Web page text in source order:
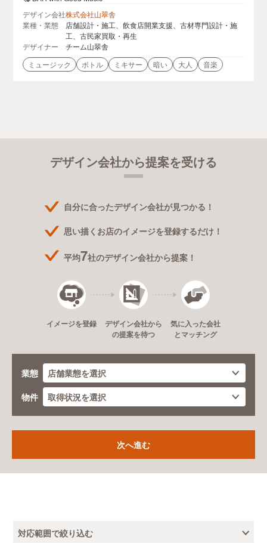
デザイン会社株式会社山翠舎
業種・業態
店舗設計・施工、飲食店開業支援、古材専門設計・施
工、古民家買取・再生
デザイナー
チーム山翠舎
ミュージック
ボトル ミキサー 暗い 大人 音楽
デザイン会社から提案を受ける
自分に合ったデザイン会社が見つかる！
思い描くお店のイメージを登録するだけ！
平均7社のデザイン会社から提案！
イメージを登録
デザイン会社から
の提案を待つ
気に入った会社
とマッチング
業態
物件
対応範囲で絞り込む